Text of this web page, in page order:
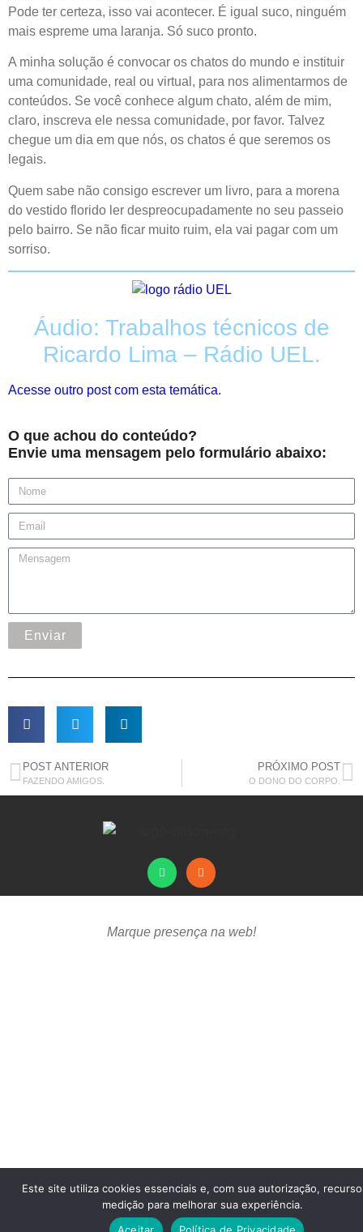
Pode ter certeza, isso vai acontecer. É igual suco, ninguém
mais espreme uma laranja. Só suco pronto.
A minha solução é convocar os chatos do mundo e instituir
uma comunidade, real ou virtual, para nos alimentarmos de
conteúdos. Se você conhece algum chato, além de mim,
claro, inscreva ele nessa comunidade, por favor. Talvez
chegue um dia em que nós, os chatos é que seremos os
legais.
Quem sabe não consigo escrever um livro, para a morena
do vestido florido ler despreocupadamente no seu passeio
pelo bairro. Se não ficar muito ruim, ela vai pagar com um
sorriso.
Áudio: Trabalhos técnicos de
Ricardo Lima – Rádio UEL.
Acesse outro post com esta temática.
O que achou do conteúdo?
Envie uma mensagem pelo formulário abaixo:
Enviar
POST ANTERIOR
FAZENDO AMIGOS.
PRÓXIMO POST
O DONO DO CORPO.
Marque presença na web!
Este site utiliza cookies essenciais e, com sua autorização,
medição para melhorar sua experiência.
Aceitar
Política de Privacidade